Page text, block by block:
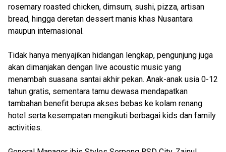
rosemary roasted chicken, dimsum, sushi, pizza, artisan
bread, hingga deretan dessert manis khas Nusantara
maupun internasional.
Tidak hanya menyajikan hidangan lengkap, pengunjung juga
akan dimanjakan dengan live acoustic music yang
menambah suasana santai akhir pekan. Anak-anak usia 0-12
tahun gratis, sementara tamu dewasa mendapatkan
tambahan benefit berupa akses bebas ke kolam renang
hotel serta kesempatan mengikuti berbagai kids dan family
activities.